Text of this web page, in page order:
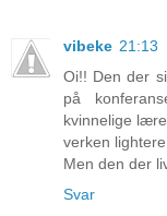
vibeke 21:13
Oi!! Den der
på
kvinnelige
verken
Men den der
Svar